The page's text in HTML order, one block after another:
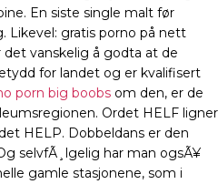
En siste single malt før
Likevel: gratis porno på nett
vanskelig å godta at de
for landet og er kvalifisert
porn big boobs om den, er de
Ordet HELF ligner
HELP. Dobbeldans er den
selvfÃ¸lgelig har man ogsÃ¥
gamle stasjonene, som i